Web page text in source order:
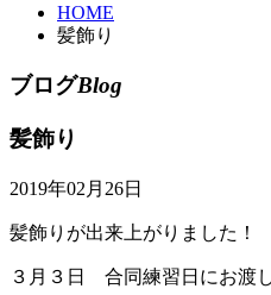
HOME
髪飾り
ブログBlog
髪飾り
2019年02月26日
髪飾りが出来上がりました！
３月３日 合同練習日にお渡